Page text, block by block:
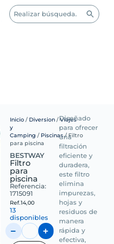
Inicio / Diversion /Viajes
y
Camping / Piscinas/ Filtro
para piscina
BESTWAY
Filtro
para
piscina
Referencia:
1715091
Ref.14,00
13
disponibles
Diseñado
para ofrecer
una
filtración
eficiente y
duradera,
este filtro
elimina
impurezas,
hojas y
residuos de
manera
rápida y
efectiva,